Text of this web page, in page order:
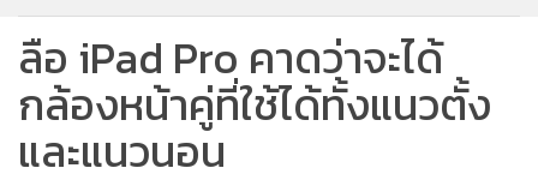
ลือ iPad Pro คาดว่าจะได้
กล้องหน้าคู่ที่ใช้ได้ทั้งแนวตั้ง
และแนวนอน